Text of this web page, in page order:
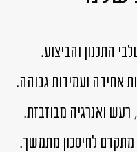
התכנון והביצוע.
אחידה ועמידות גבוהה.
ואנרגיה מבוזבזת.
מתקדם לחיסכון מתמשך.